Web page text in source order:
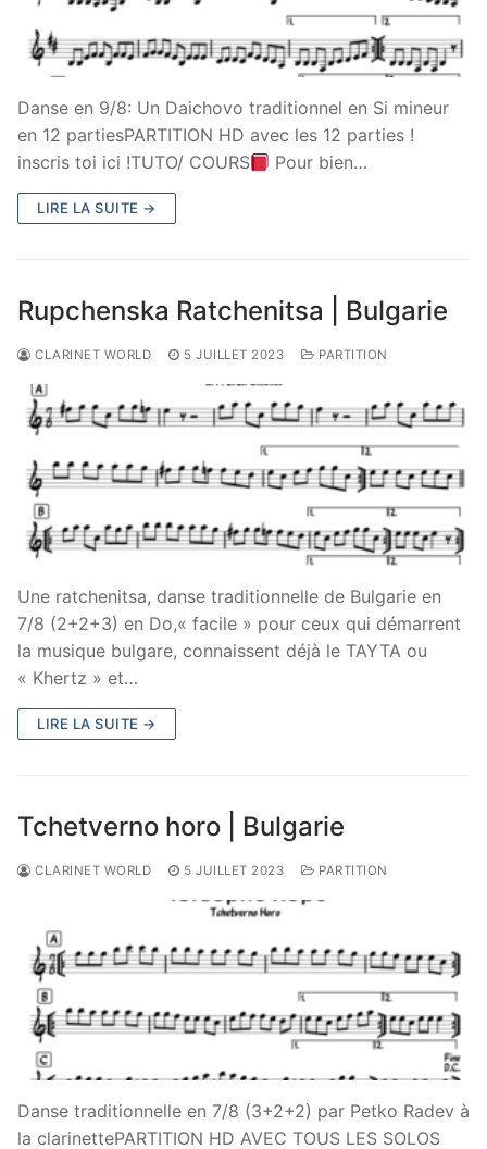
Danse en 9/8: Un Daichovo traditionnel en Si mineur
en 12 partiesPARTITION HD avec les 12 parties !
inscris toi ici !TUTO/ COURS
Pour bien…
LIRE LA SUITE →
Rupchenska Ratchenitsa | Bulgarie
CLARINET WORLD 5 JUILLET 2023 PARTITION
Une ratchenitsa, danse traditionnelle de Bulgarie en
7/8 (2+2+3) en Do,« facile » pour ceux qui démarrent
la musique bulgare, connaissent déjà le TAYTA ou
« Khertz » et…
LIRE LA SUITE →
Tchetverno horo | Bulgarie
CLARINET WORLD 5 JUILLET 2023 PARTITION
Danse traditionnelle en 7/8 (3+2+2) par Petko Radev à
la clarinettePARTITION HD AVEC TOUS LES SOLOS